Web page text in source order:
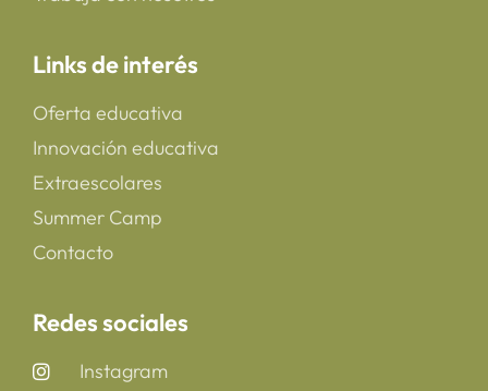
Links de interés
Oferta educativa
Innovación educativa
Extraescolares
Summer Camp
Contacto
Redes sociales
Instagram